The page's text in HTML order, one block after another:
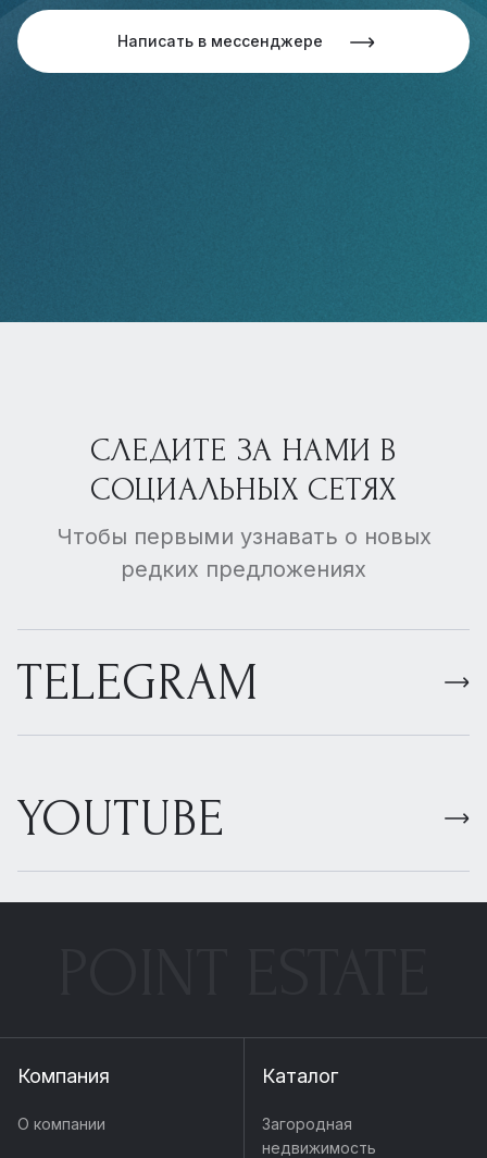
Написать в мессенджере
СЛЕДИТЕ ЗА НАМИ В
СОЦИАЛЬНЫХ СЕТЯХ
Чтобы первыми узнавать о новых
редких предложениях
TELEGRAM
YOUTUBE
Компания
О компании
Каталог
Загородная
недвижимость